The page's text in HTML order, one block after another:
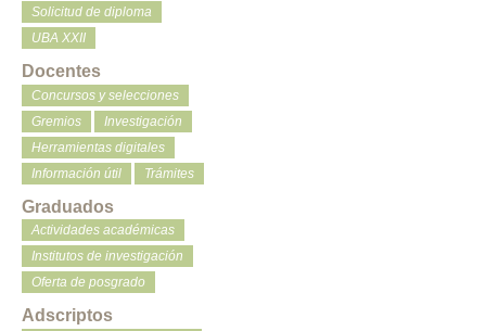
Solicitud de diploma
UBA XXII
Docentes
Concursos y selecciones
Gremios
Investigación
Herramientas digitales
Información útil
Trámites
Graduados
Actividades académicas
Institutos de investigación
Oferta de posgrado
Adscriptos